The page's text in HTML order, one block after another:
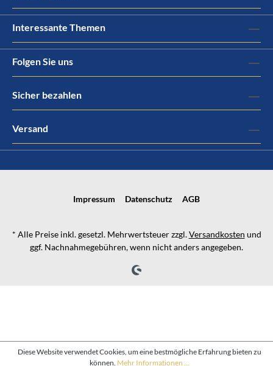
Interessante Themen
Folgen Sie uns
Sicher bezahlen
Versand
Impressum Datenschutz AGB
* Alle Preise inkl. gesetzl. Mehrwertsteuer zzgl.Versandkosten und
ggf. Nachnahmegebühren, wenn nicht anders angegeben.
Diese Website verwendet Cookies, um eine bestmögliche Erfahrung bieten zu
können. Mehr Informationen ...